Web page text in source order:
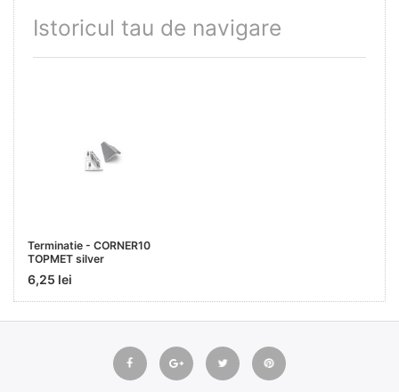
Istoricul tau de navigare
Terminatie - CORNER10
TOPMET silver
6,25 lei